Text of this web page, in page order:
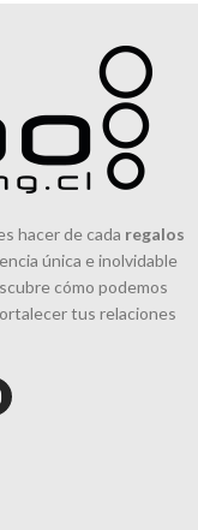
hacer de cada regalos
única e inolvidable
cómo podemos
tus relaciones